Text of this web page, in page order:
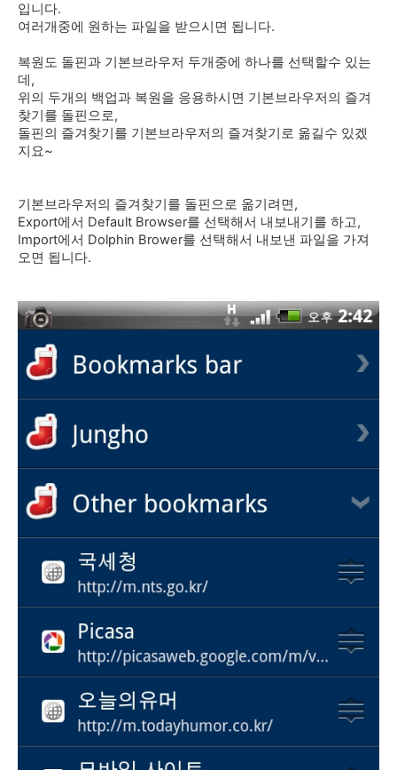
입니다.
여러개중에 원하는 파일을 받으시면 됩니다.
복원도 돌핀과 기본브라우저 두개중에 하나를 선택할수 있는
데,
위의 두개의 백업과 복원을 응용하시면 기본브라우저의 즐겨
찾기를 돌핀으로,
돌핀의 즐겨찾기를 기본브라우저의 즐겨찾기로 옮길수 있겠
지요~
기본브라우저의 즐겨찾기를 돌핀으로 옮기려면,
Export에서 Default Browser를 선택해서 내보내기를 하고,
Import에서 Dolphin Brower를 선택해서 내보낸 파일을 가져
오면 됩니다.